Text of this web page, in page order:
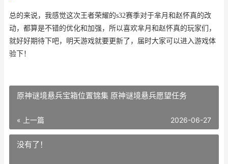
总的来说，我感觉这次王者荣耀的s32赛季对于芈月和赵怀真的改
动，都算是不错的优化和加强，所以喜欢芈月和赵怀真的玩家们，
就好好期待下吧，明天游戏就要更新了，届时大家可以进入游戏体
验下！
原神谜境悬兵宝箱位置锦集 原神谜境悬兵愿望任务
« 上一篇 2026-06-27
没有了！